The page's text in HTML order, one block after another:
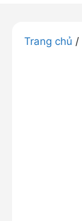
Trang chủ /